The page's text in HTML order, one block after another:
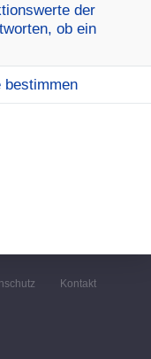
der
ob ein
bestimmen
Kontakt